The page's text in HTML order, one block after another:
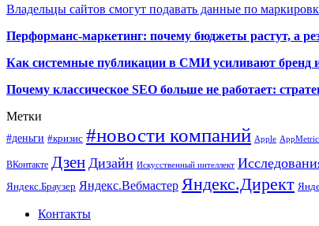
Владельцы сайтов смогут подавать данные по
Перформанс-маркетинг: почему бюджеты растут, а
Как системные публикации в СМИ усиливают бренд и
Почему классическое SEO больше не работает:
Метки
#деньги #кризис #новости компаний Apple
ВКонтакте Дзен Дизайн Искусственный интеллект
Яндекс.Браузер Яндекс.Вебмастер Яндекс.Директ
Контакты